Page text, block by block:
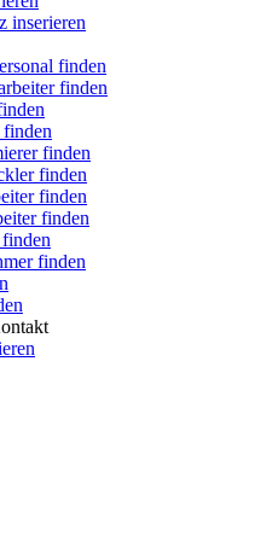
inserieren
finden
finden
finden
finden
finden
finden
finden
finden